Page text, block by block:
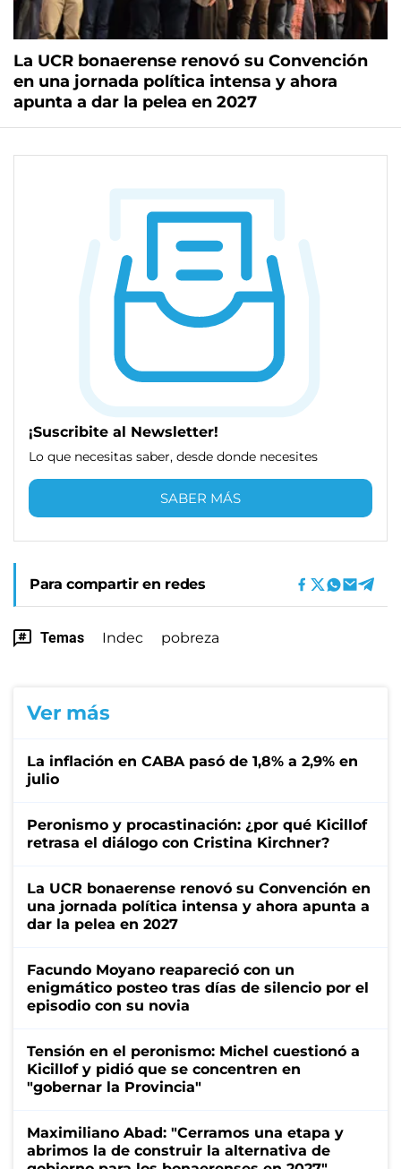
La UCR bonaerense renovó su Convención
en una jornada política intensa y ahora
apunta a dar la pelea en 2027
¡Suscribite al Newsletter!
Lo que necesitas saber, desde donde necesites
SABER MÁS
Para compartir en redes
Temas Indec pobreza
Ver más
La inflación en CABA pasó de 1,8% a 2,9% en
julio
Peronismo y procastinación: ¿por qué Kicillof
retrasa el diálogo con Cristina Kirchner?
La UCR bonaerense renovó su Convención en
una jornada política intensa y ahora apunta a
dar la pelea en 2027
Facundo Moyano reapareció con un
enigmático posteo tras días de silencio por el
episodio con su novia
Tensión en el peronismo: Michel cuestionó a
Kicillof y pidió que se concentren en
"gobernar la Provincia"
Maximiliano Abad: "Cerramos una etapa y
abrimos la de construir la alternativa de